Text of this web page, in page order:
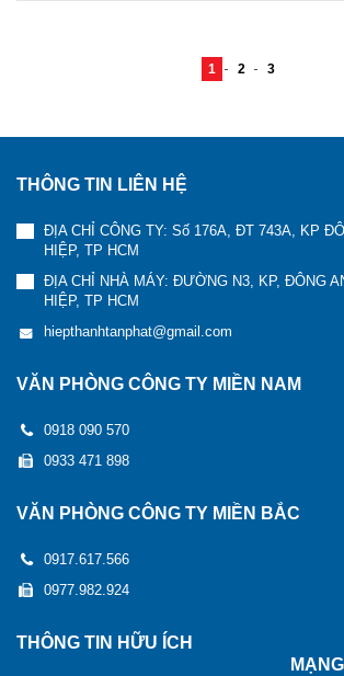
1 2 3
THÔNG TIN LIÊN HỆ
ĐỊA CHỈ CÔNG TY: Số 176A, ĐT 743A, KP
HIỆP, TP HCM
ĐỊA CHỈ NHÀ MÁY: ĐƯỜNG N3, KP, ĐÔNG
HIỆP, TP HCM
hiepthanhtanphat@gmail.com
VĂN PHÒNG CÔNG TY MIỀN NAM
0918 090 570
0933 471 898
VĂN PHÒNG CÔNG TY MIỀN BẮC
0917.617.566
0977.982.924
THÔNG TIN HỮU ÍCH